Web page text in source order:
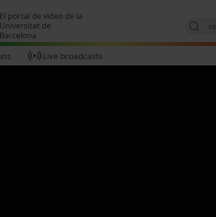
El portal de vídeo de la
Universitat de
Barcelona
Live broadcasts